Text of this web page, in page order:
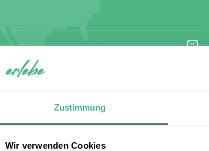
Zustimmung
Wir verwenden Cookies
zum
Anmelden